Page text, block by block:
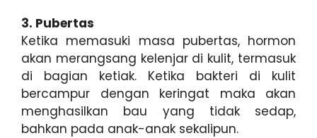
3. Pubertas
Ketika memasuki masa pubertas, hormon
akan merangsang kelenjar di kulit, termasuk
di bagian ketiak. Ketika bakteri di kulit
bercampur dengan keringat maka akan
menghasilkan bau yang tidak sedap,
bahkan pada anak-anak sekalipun.